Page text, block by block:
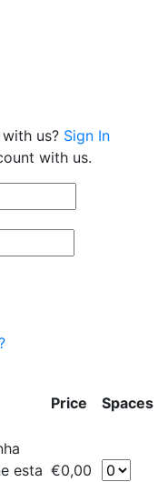
us? Sign In
with us.
Price
Spaces
esta €0,00